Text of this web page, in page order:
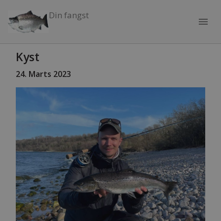
Din fangst
menu
Kyst
24. Marts 2023